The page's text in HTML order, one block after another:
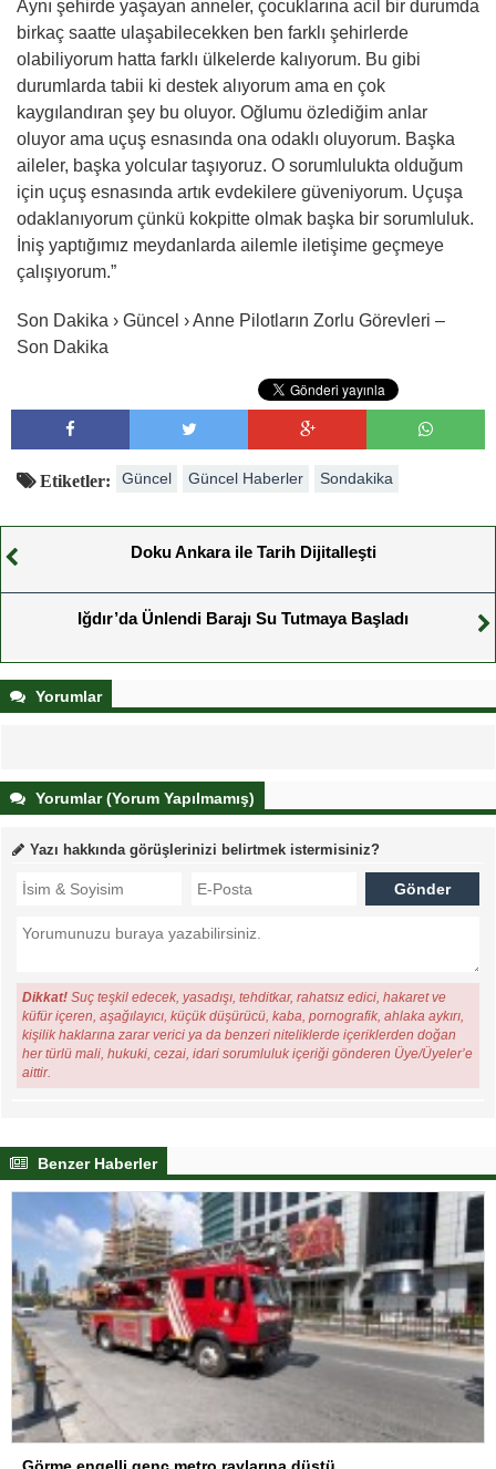
Aynı şehirde yaşayan anneler, çocuklarına acil bir durumda
birkaç saatte ulaşabilecekken ben farklı şehirlerde
olabiliyorum hatta farklı ülkelerde kalıyorum. Bu gibi
durumlarda tabii ki destek alıyorum ama en çok
kaygılandıran şey bu oluyor. Oğlumu özlediğim anlar
oluyor ama uçuş esnasında ona odaklı oluyorum. Başka
aileler, başka yolcular taşıyoruz. O sorumlulukta olduğum
için uçuş esnasında artık evdekilere güveniyorum. Uçuşa
odaklanıyorum çünkü kokpitte olmak başka bir sorumluluk.
İniş yaptığımız meydanlarda ailemle iletişime geçmeye
çalışıyorum.”
Son Dakika › Güncel › Anne Pilotların Zorlu Görevleri –
Son Dakika
Etiketler: Güncel Güncel Haberler Sondakika
Doku Ankara ile Tarih Dijitalleşti
Iğdır’da Ünlendi Barajı Su Tutmaya Başladı
Yorumlar
Yorumlar (Yorum Yapılmamış)
Yazı hakkında görüşlerinizi belirtmek istermisiniz?
Dikkat! Suç teşkil edecek, yasadışı, tehditkar, rahatsız edici, hakaret ve
küfür içeren, aşağılayıcı, küçük düşürücü, kaba, pornografik, ahlaka aykırı,
kişilik haklarına zarar verici ya da benzeri niteliklerde içeriklerden doğan
her türlü mali, hukuki, cezai, idari sorumluluk içeriği gönderen Üye/Üyeler’e
aittir.
Benzer Haberler
Görme engelli genç metro raylarına düştü